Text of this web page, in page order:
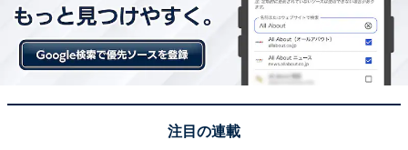
地元の新鮮な食材を豊富に使ったビュッフェなどの
食事が美味しい
スタッフの丁寧な接客や細やかなホスピタリティが
注目の連載